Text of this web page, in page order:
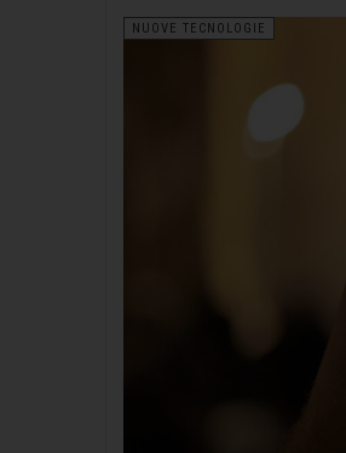
NUOVE TECNOLOGIE